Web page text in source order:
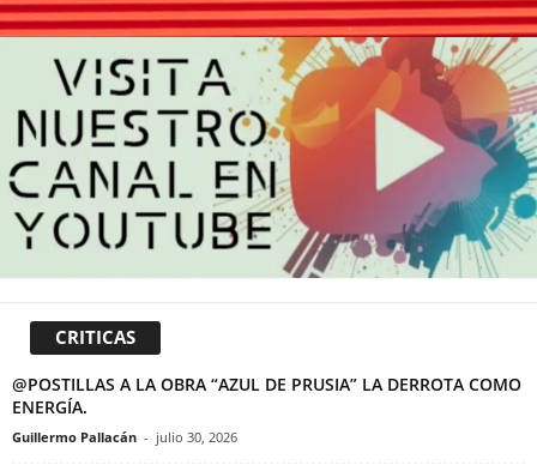
CRITICAS
@POSTILLAS A LA OBRA “AZUL DE PRUSIA” LA DERROTA COMO
ENERGÍA.
Guillermo Pallacán - julio 30, 2026